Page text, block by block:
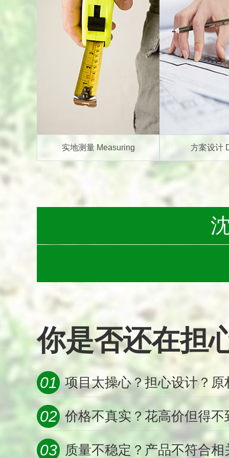
实地测量 Measuring 方案设计
你是否还在担
01 项目太操心？担心设计？原
02 价格不真实？花高价但得
03 质量不稳定？产品不符合